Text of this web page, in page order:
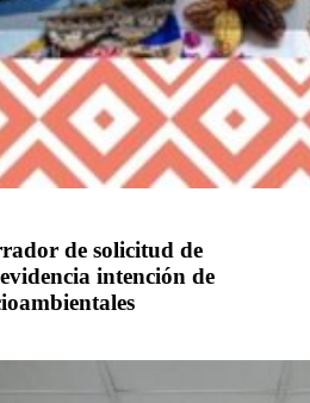
de solicitud de
intención de